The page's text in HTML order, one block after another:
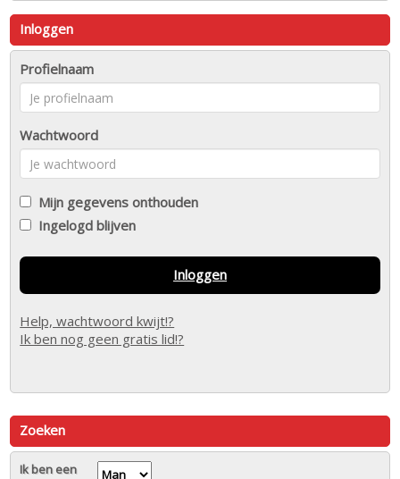
Inloggen
Profielnaam
Wachtwoord
Mijn gegevens onthouden
Ingelogd blijven
Inloggen
Help, wachtwoord kwijt!?
Ik ben nog geen gratis lid!?
Zoeken
Ik ben een